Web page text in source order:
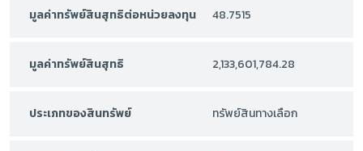
มูลค่าทรัพย์สินสุทธิต่อหน่วยลงทุน 48.7515
มูลค่าทรัพย์สินสุทธิ 2,133,601,784.28
ประเภทของสินทรัพย์ ทรัพย์สินทางเลือก